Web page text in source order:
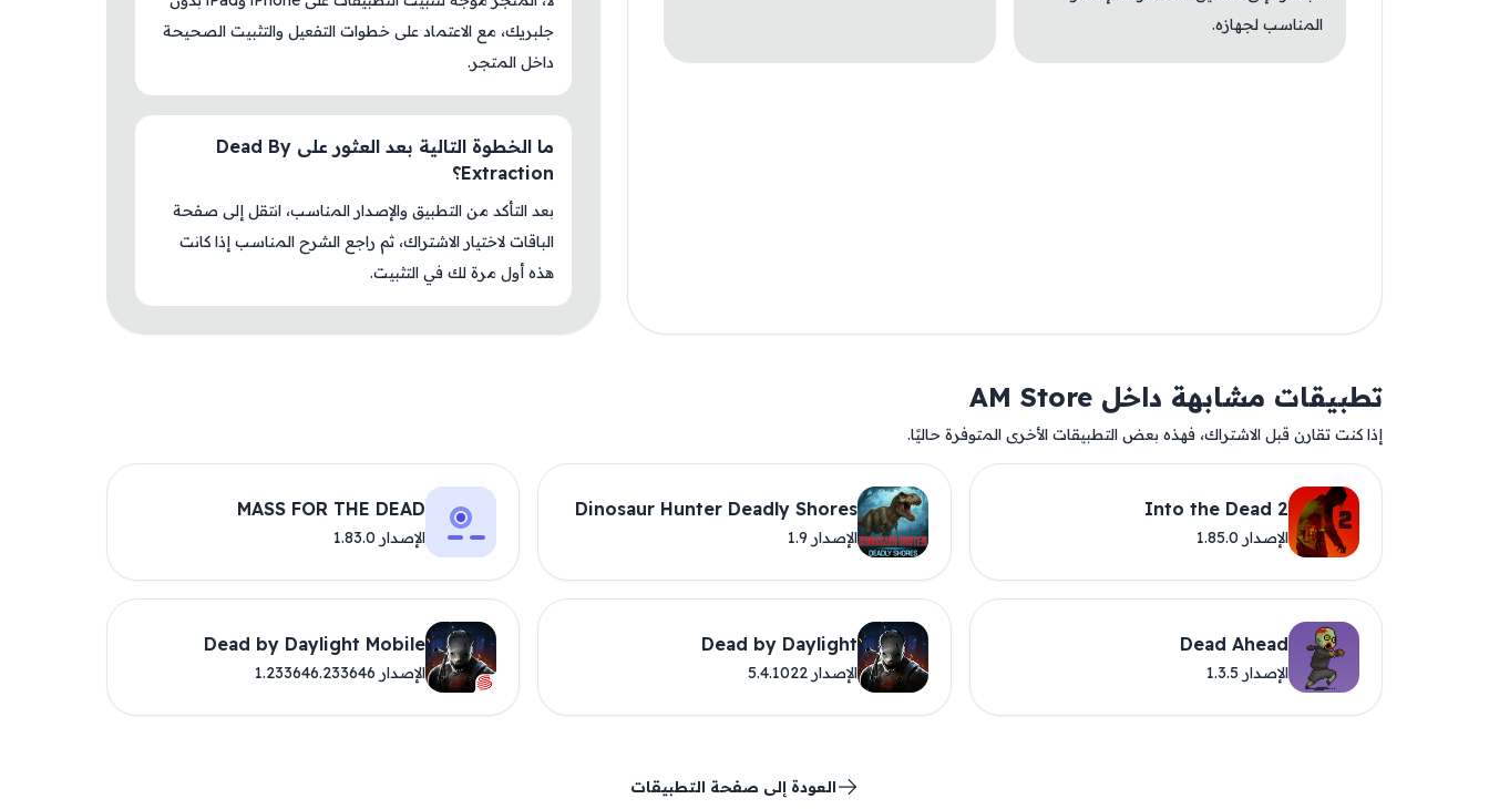
المناسب لجهازه.
جلبريك، مع الاعتماد على خطوات التفعيل والتثبيت الصحيحة
داخل المتجر.
ما الخطوة التالية بعد العثور على Dead By
Extraction؟
بعد التأكد من التطبيق والإصدار المناسب، انتقل إلى صفحة
الباقات لاختيار الاشتراك، ثم راجع الشرح المناسب إذا كانت
هذه أول مرة لك في التثبيت.
تطبيقات مشابهة داخل AM Store
إذا كنت تقارن قبل الاشتراك، فهذه بعض التطبيقات الأخرى المتوفرة حاليًا.
Into the Dead 2
الإصدار 1.85.0
Dinosaur Hunter Deadly Shores
الإصدار 1.9
MASS FOR THE DEAD
الإصدار 1.83.0
Dead Ahead
الإصدار 1.3.5
Dead by Daylight
الإصدار 5.4.1022
Dead by Daylight Mobile
الإصدار 1.233646.233646
العودة إلى صفحة التطبيقات